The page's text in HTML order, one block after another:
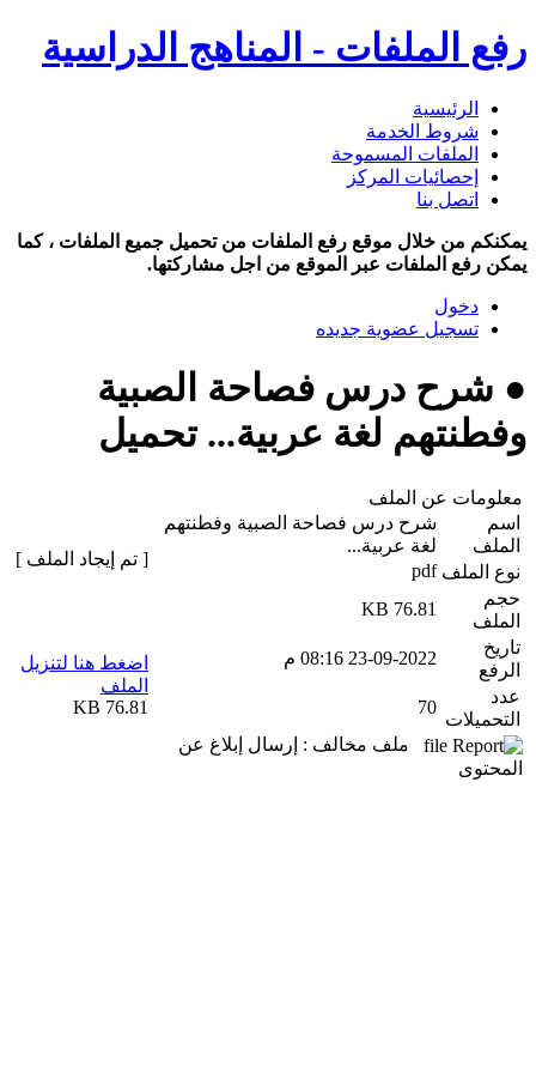
رفع الملفات - المناهج الدراسية
الرئيسية
شروط الخدمة
الملفات المسموحة
إحصائيات المركز
اتصل بنا
يمكنكم من خلال موقع رفع الملفات من تحميل جميع الملفات ، كما
يمكن رفع الملفات عبر الموقع من اجل مشاركتها.
دخول
تسجيل عضوية جديده
● شرح درس فصاحة الصبية
وفطنتهم لغة عربية... تحميل
معلومات عن الملف
اسم
الملف
شرح درس فصاحة الصبية وفطنتهم
لغة عربية...
نوع الملف pdf
حجم
الملف
76.81 KB
تاريخ
الرفع
23-09-2022 08:16 م
عدد
التحميلات
70
ملف مخالف : إرسال إبلاغ عن
المحتوى
[ تم إيجاد الملف ]
اضغط هنا لتنزيل
الملف
76.81 KB